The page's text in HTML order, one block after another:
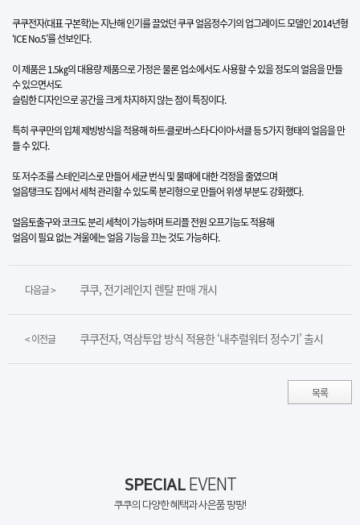
쿠쿠전자(대표 구본학)는 지난해 인기를 끌었던 쿠쿠 얼음정수기의 업그레이드 모델인 2014년형
‘ICE No.5’를 선보인다.
이 제품은 1.5㎏의 대용량 제품으로 가정은 물론 업소에서도 사용할 수 있을 정도의 얼음을 만들
수 있으면서도
슬림한 디자인으로 공간을 크게 차지하지 않는 점이 특징이다.
특히 쿠쿠만의 입체 제빙방식을 적용해 하트·클로버·스타·다이아·서클 등 5가지 형태의 얼음을 만
들 수 있다.
또 저수조를 스테인리스로 만들어 세균 번식 및 물때에 대한 걱정을 줄였으며
얼음탱크도 집에서 세척 관리할 수 있도록 분리형으로 만들어 위생 부분도 강화했다.
얼음토출구와 코크도 분리 세척이 가능하며 트리플 전원 오프기능도 적용해
얼음이 필요 없는 겨울에는 얼음 기능을 끄는 것도 가능하다.​
다음글 > 쿠쿠, 전기레인지 렌탈 판매 개시
< 이전글 쿠쿠전자, 역삼투압 방식 적용한 ‘내추럴워터 정수기’ 출시
목록
SPECIALEVENT
쿠쿠의 다양한 혜택과 사은품 팡팡!